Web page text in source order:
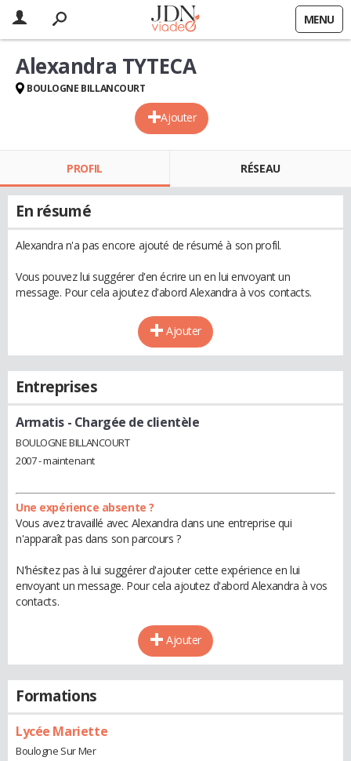
MENU
Ajouter
Alexandra TYTECA
BOULOGNE BILLANCOURT
PROFIL RÉSEAU
En résumé
Alexandra n'a pas encore ajouté de résumé à son profil.
Vous pouvez lui suggérer d'en écrire un en lui envoyant un
message. Pour cela ajoutez d'abord Alexandra à vos contacts.
Ajouter
Entreprises
Armatis - Chargée de clientèle
BOULOGNE BILLANCOURT
2007 - maintenant
Une expérience absente ?
Vous avez travaillé avec Alexandra dans une entreprise qui
n'apparaît pas dans son parcours ?
N'hésitez pas à lui suggérer d'ajouter cette expérience en lui
envoyant un message. Pour cela ajoutez d'abord Alexandra à vos
contacts.
Ajouter
Formations
Lycée Mariette
Boulogne Sur Mer